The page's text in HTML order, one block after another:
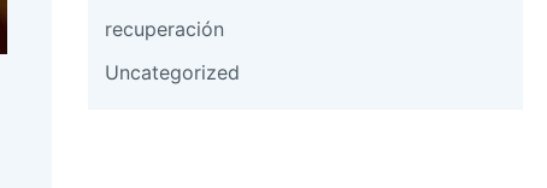
recuperación
Uncategorized